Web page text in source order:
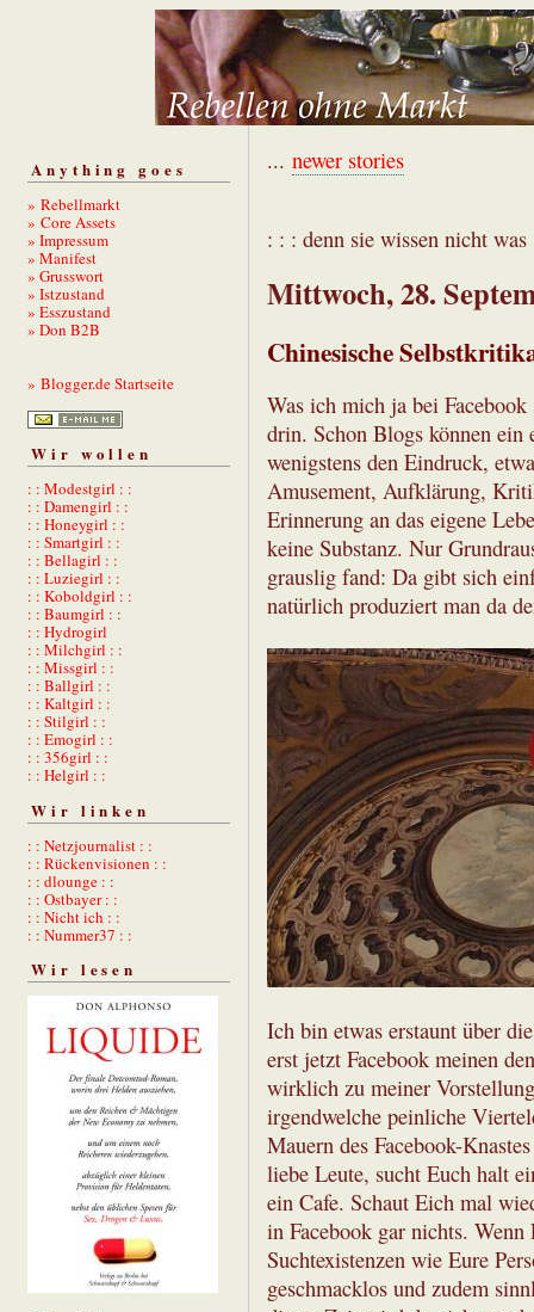
Anything goes
» Rebellmarkt
» Core Assets
» Impressum
» Manifest
» Grusswort
» Istzustand
» Esszustand
» Don B2B
» Blogger.de Startseite
Wir wollen
: : Modestgirl : :
: : Damengirl : :
: : Honeygirl : :
: : Smartgirl : :
: : Bellagirl : :
: : Luziegirl : :
: : Koboldgirl : :
: : Baumgirl : :
: : Hydrogirl
: : Milchgirl : :
: : Missgirl : :
: : Ballgirl : :
: : Kaltgirl : :
: : Stilgirl : :
: : Emogirl : :
: : 356girl : :
: : Helgirl : :
Wir linken
: : Netzjournalist : :
: : Rückenvisionen : :
: : dlounge : :
: : Ostbayer : :
: : Nicht ich : :
: : Nummer37 : :
Wir lesen
... newer stories
: : : denn sie wissen nicht
Mittwoch, 28.
Chinesische
Was ich mich ja bei
drin. Schon Blogs können ein
wenigstens den Eindruck,
Amusement, Aufklärung,
Erinnerung an das eigene
keine Substanz. Nur
grauslig fand: Da gibt sich
natürlich produziert man da
Ich bin etwas erstaunt über
erst jetzt Facebook meinen
wirklich zu meiner
irgendwelche peinliche
Mauern des Facebook-
liebe Leute, sucht Euch halt
ein Cafe. Schaut Eich mal
in Facebook gar nichts.
Suchtexistenzen wie Eure
geschmacklos und zudem